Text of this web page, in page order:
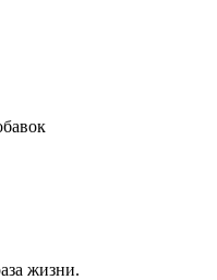
жизни.